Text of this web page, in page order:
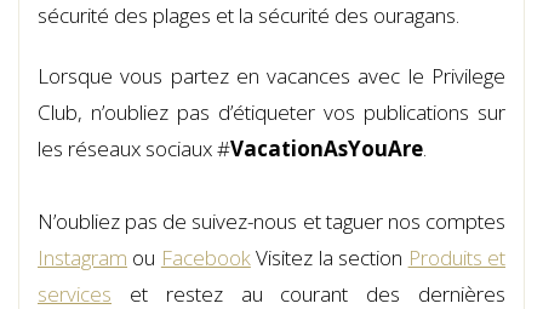
sécurité des plages et la sécurité des ouragans.
Lorsque vous partez en vacances avec le Privilege
Club, n’oubliez pas d’étiqueter vos publications sur
les réseaux sociaux #VacationAsYouAre.
N’oubliez pas de suivez-nous et taguer nos comptes
Instagram ou FacebookVisitez la section Produits et
services et restez au courant des dernières